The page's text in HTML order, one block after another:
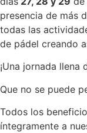
presencia de más
todas las
de pádel creando
¡Una jornada
Que no se puede
Todos los
íntegramente a